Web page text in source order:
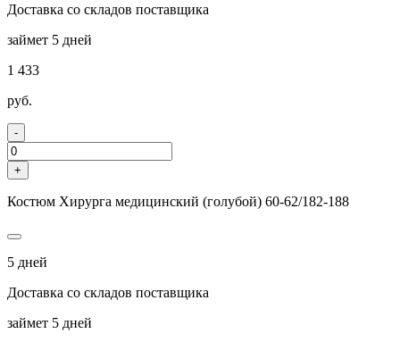
Доставка со складов поставщика
займет 5 дней
1 433
руб.
-
+
Костюм Хирурга медицинский (голубой) 60-62/182-188
5 дней
Доставка со складов поставщика
займет 5 дней